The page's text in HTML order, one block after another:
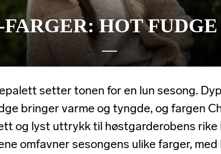
HOT
setter tonen for en lun sesong.
bringer varme og tyngde, og fargen
og lyst uttrykk til høstgarderobens rike
omfavner sesongens ulike farger,